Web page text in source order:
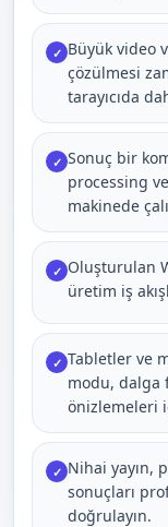
✓ Büyük video
çözülmesi
tarayıcıda
✓ Sonuç bir
processing
makinede
✓ Oluşturulan
üretim iş
✓ Tabletler ve
modu, dalga
önizlemeleri
✓ Nihai yayın,
sonuçları
doğrulayın.